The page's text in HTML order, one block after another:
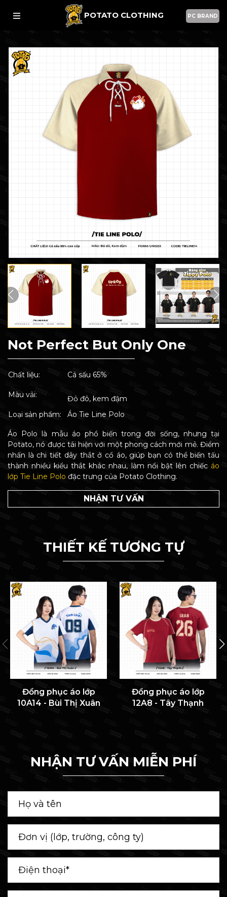
POTATO CLOTHING PC BRAND
Not Perfect But Only One
Chất liệu: Cá sấu 65%
Màu vải:
Đỏ đô, kem đậm
Loại sản phẩm:
Áo Tie Line Polo
Áo Polo là mẫu áo phổ biến trong đời sống, nhưng tại
Potato, nó được tái hiện với một phong cách mới mẻ. Điểm
nhấn là chi tiết dây thắt ở cổ áo, giúp bạn có thể biến tấu
thành nhiều kiểu thắt khác nhau, làm nổi bật lên chiếc áo
lớp Tie Line Polo đặc trưng của Potato Clothing.
NHẬN TƯ VẤN
THIẾT KẾ TƯƠNG TỰ
Đồng phục áo lớp
10A14 - Bùi Thị Xuân
Đồng phục áo lớp
12A8 - Tây Thạnh
NHẬN TƯ VẤN MIỄN PHÍ